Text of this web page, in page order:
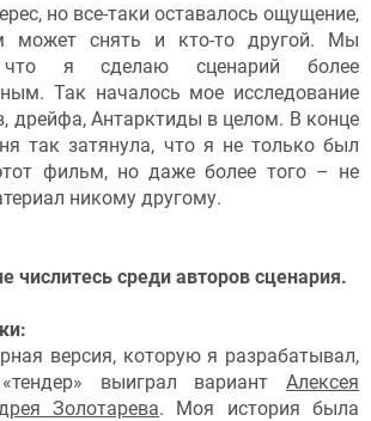
но все-таки оставалось ощущение,
может снять и кто-то другой. Мы
что я сделаю сценарий более
Так началось мое исследование
дрейфа, Антарктиды в целом. В конце
так затянула, что я не только был
фильм, но даже более того – не
никому другому.
числитесь среди авторов сценария.
версия, которую я разрабатывал,
выиграл вариант Алексея
Золотарева. Моя история была